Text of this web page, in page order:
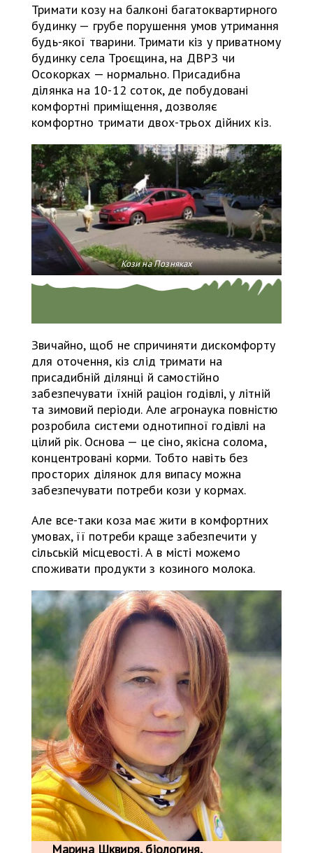
Тримати козу на балконі багатоквартирного
будинку — грубе порушення умов утримання
будь-якої тварини. Тримати кіз у приватному
будинку села Троєщина, на ДВРЗ чи
Осокорках — нормально. Присадибна
ділянка на 10-12 соток, де побудовані
комфортні приміщення, дозволяє
комфортно тримати двох-трьох дійних кіз.
Кози на Позняках
Звичайно, щоб не спричиняти дискомфорту
для оточення, кіз слід тримати на
присадибній ділянці й самостійно
забезпечувати їхній раціон годівлі, у літній
та зимовий періоди. Але агронаука повністю
розробила системи однотипної годівлі на
цілий рік. Основа — це сіно, якісна солома,
концентровані корми. Тобто навіть без
просторих ділянок для випасу можна
забезпечувати потреби кози у кормах.
Але все-таки коза має жити в комфортних
умовах, її потреби краще забезпечити у
сільській місцевості. А в місті можемо
споживати продукти з козиного молока.
Марина Шквиря, біологиня,